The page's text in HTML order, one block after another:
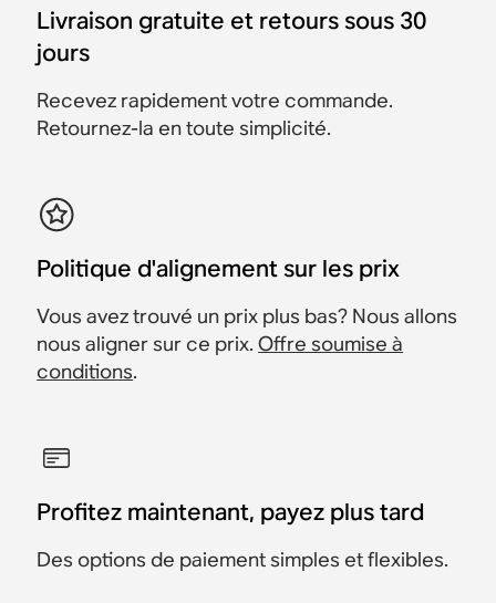
Sonance
799 €
Sonance
999 €
1 898 €
1 438 € 1 598 €
Économisez 160 €
Sonos Architectural par
Sonance
109 €
Sonos Architectural par
Sonance
89 €
Livraison gratuite et retours sous 30
jours
Recevez rapidement votre commande.
Retournez-la en toute simplicité.
Politique d'alignement sur les prix
Vous avez trouvé un prix plus bas? Nous allons
nous aligner sur ce prix.Offre soumise à
conditions.
Profitez maintenant, payez plus tard
Des options de paiement simples et flexibles.